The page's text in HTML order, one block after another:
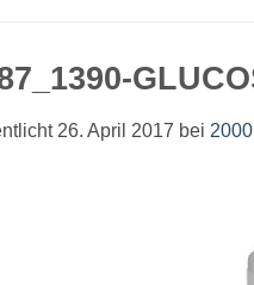
26. April 2017 bei